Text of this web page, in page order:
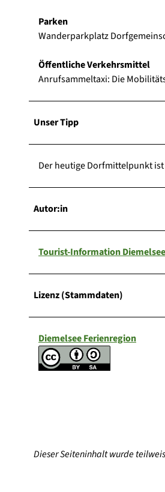
Parken
Wanderparkplatz
Öffentliche Verkehrsmittel
Anrufsammeltaxi: Die
Unser Tipp
Der heutige Dorfmittelpunkt
Autor:in
Tourist-Information Diemelsee
Lizenz (Stammdaten)
Diemelsee Ferienregion
Dieser Seiteninhalt wurde